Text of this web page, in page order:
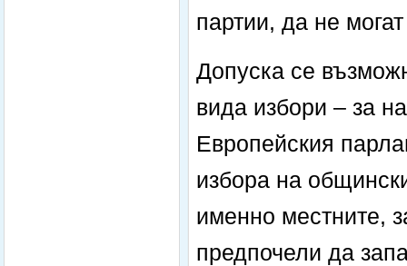
партии, да не
Допуска се
вида избори – за
Европейския
избора на
именно местните,
предпочели да